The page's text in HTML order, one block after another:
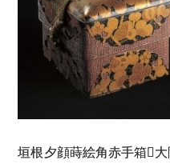
垣根夕顔蒔絵角赤手箱